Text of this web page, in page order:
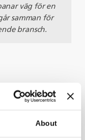
About
väg för en
samman för
bransch.